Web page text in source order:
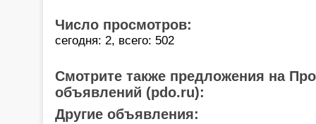
Число просмотров:
сегодня: 2, всего: 502
Смотрите также предложения на
объявлений (pdo.ru):
Другие объявления: